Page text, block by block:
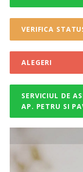
VERIFICA
ALEGERI
SERVICIUL DE
AP. PETRU SI